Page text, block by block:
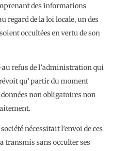
des informations
regard de la loi locale, un des
occultées en vertu de son
refus de l’administration qui
qu’ partir du moment
non obligatoires non
nécessitait l’envoi de ces
transmis sans occulter ses